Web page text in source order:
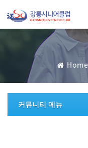
강
릉
시
니
어
클
Home
커뮤니티 메뉴